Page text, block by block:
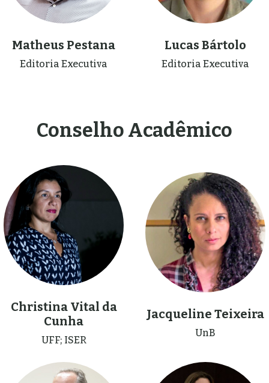
Matheus Pestana
Editoria Executiva
Lucas Bártolo
Editoria Executiva
Conselho Acadêmico
Christina Vital da
Cunha
UFF; ISER
Jacqueline Teixeira
UnB